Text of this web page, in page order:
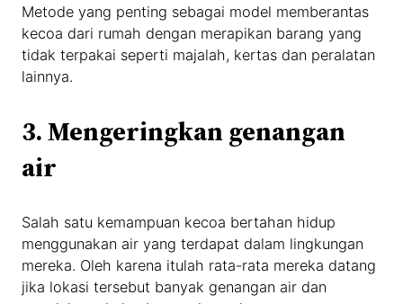
Metode yang penting sebagai model memberantas
kecoa dari rumah dengan merapikan barang yang
tidak terpakai seperti majalah, kertas dan peralatan
lainnya.
3. Mengeringkan genangan
air
Salah satu kemampuan kecoa bertahan hidup
menggunakan air yang terdapat dalam lingkungan
mereka. Oleh karena itulah rata-rata mereka datang
jika lokasi tersebut banyak genangan air dan